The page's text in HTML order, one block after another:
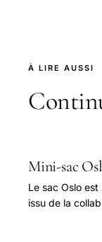
À LIRE AUSSI
Mini-sac
Le sac Oslo
issu de la